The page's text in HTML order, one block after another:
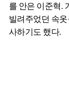
를 안은 이준혁.
빌려주었던 속
사하기도 했다.